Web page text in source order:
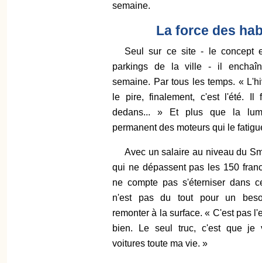
semaine.
La force des
Seul sur ce site - le concept
parkings de la ville - il
semaine. Par tous les temps. «
le pire, finalement, c'est l'été. Il
dedans... » Et plus que la
permanent des moteurs qui le
Avec un salaire au niveau du
qui ne dépassent pas les 150
ne compte pas s'éterniser dans
n'est pas du tout pour un
remonter à la surface. « C'est pas
bien. Le seul truc, c'est que je
voitures toute ma vie. »